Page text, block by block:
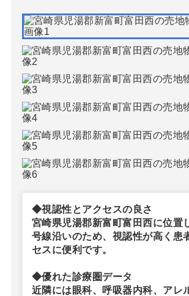
◆視認性とアクセスの良さ
宮崎県児湯郡新富町富田西に位置
号線沿いのため、視認性が高く患
セスに便利です。
◆優れた診療圏データ
近隣には眼科、呼吸器内科、アレ